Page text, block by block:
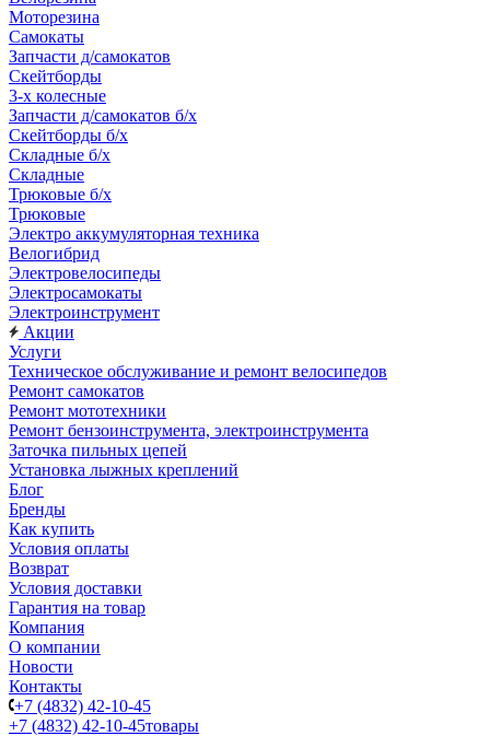
Моторезина
Самокаты
Запчасти д/самокатов
Скейтборды
3-х колесные
Запчасти д/самокатов б/х
Скейтборды б/х
Складные б/х
Складные
Трюковые б/х
Трюковые
Электро аккумуляторная техника
Велогибрид
Электровелосипеды
Электросамокаты
Электроинструмент
Акции
Услуги
Техническое обслуживание и ремонт велосипедов
Ремонт самокатов
Ремонт мототехники
Ремонт бензоинструмента, электроинструмента
Заточка пильных цепей
Установка лыжных креплений
Блог
Бренды
Как купить
Условия оплаты
Возврат
Условия доставки
Гарантия на товар
Компания
О компании
Новости
Контакты
+7 (4832) 42-10-45
+7 (4832) 42-10-45товары